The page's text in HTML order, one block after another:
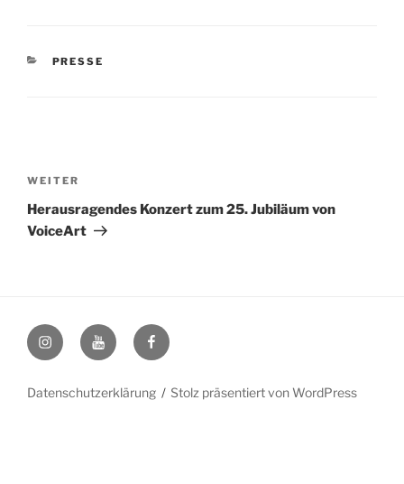
KATEGORIEN
PRESSE
Nächster
Beitrag
WEITER
Herausragendes Konzert zum 25. Jubiläum von
VoiceArt
InstagramYouTube Facebook
Datenschutzerklärung Stolz präsentiert von WordPress